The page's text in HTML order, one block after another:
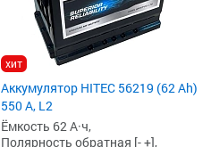
хит
Аккумулятор HITEC 56219 (62 Ah)
550 А, L2
Ёмкость 62 А·ч,
Полярность обратная [- +],